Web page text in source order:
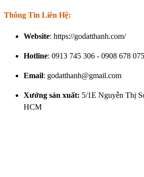
Thông Tin Liên Hệ:
Website: https://godatthanh.com/
Hotline: 0913 745 306 - 0908 678 075
Email: godatthanh@gmail.com
Xưởng sản xuất: 5/1E Nguyễn Thị
HCM